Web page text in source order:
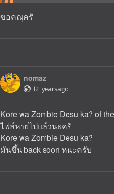
ขอคณุครั
nomaz
12 yearsago
Kore wa Zombie Desu ka? of
ไฟล์หายไปแล้วนะครั
Kore wa Zombie Desu ka?
มันขึ้น back soon หนะครับ